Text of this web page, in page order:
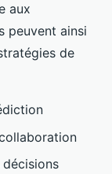
aux
peuvent ainsi
de